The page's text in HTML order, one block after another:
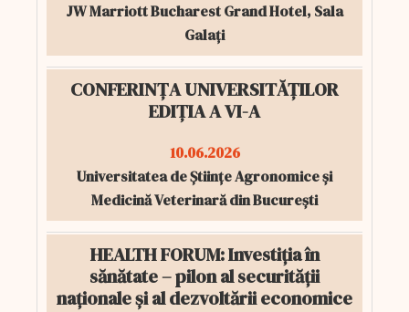
JW Marriott Bucharest Grand Hotel, Sala
Galați
CONFERINȚA UNIVERSITĂȚILOR
EDIȚIA A VI-A
10.06.2026
Universitatea de Științe Agronomice și
Medicină Veterinară din București
HEALTH FORUM: Investiția în
sănătate – pilon al securității
naționale și al dezvoltării economice